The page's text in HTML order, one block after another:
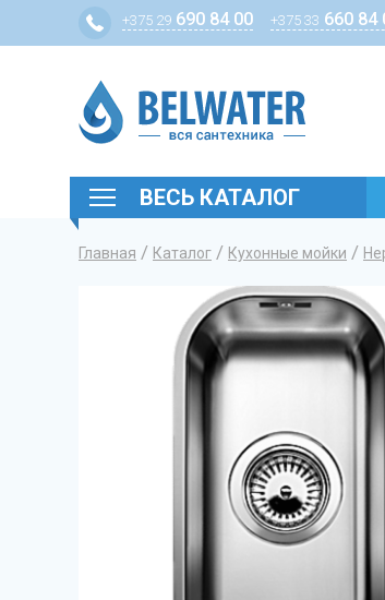
+375 29 690 84 00 +375 33 660 84
ВЕСЬ КАТАЛОГ
Вы здесь
Главная / Каталог / Кухонные мойки /